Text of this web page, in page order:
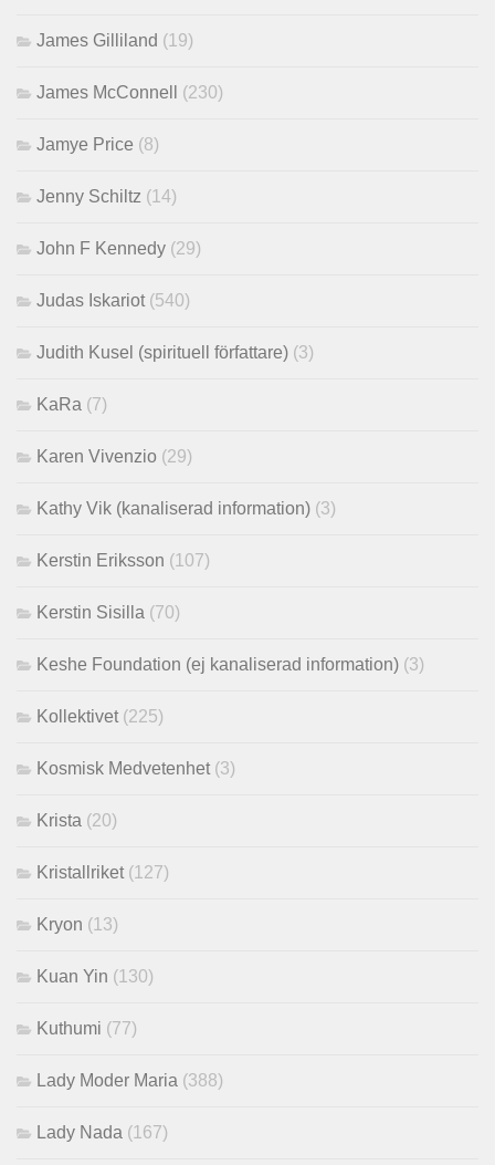
James Gilliland (19)
James McConnell (230)
Jamye Price (8)
Jenny Schiltz (14)
John F Kennedy (29)
Judas Iskariot (540)
Judith Kusel (spirituell författare) (3)
KaRa (7)
Karen Vivenzio (29)
Kathy Vik (kanaliserad information) (3)
Kerstin Eriksson (107)
Kerstin Sisilla (70)
Keshe Foundation (ej kanaliserad information) (3)
Kollektivet (225)
Kosmisk Medvetenhet (3)
Krista (20)
Kristallriket (127)
Kryon (13)
Kuan Yin (130)
Kuthumi (77)
Lady Moder Maria (388)
Lady Nada (167)